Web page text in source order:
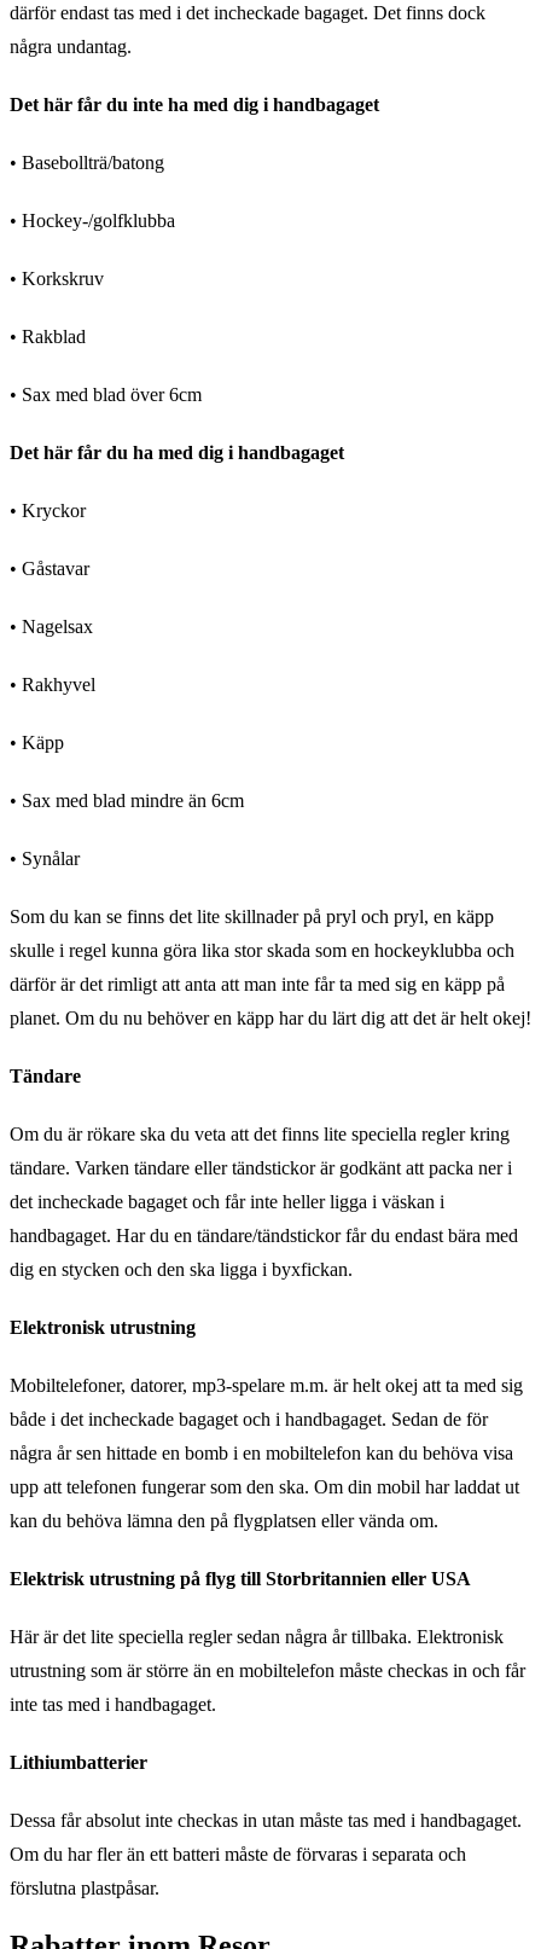
därför endast tas med i det incheckade bagaget. Det finns dock
några undantag.
Det här får du inte ha med dig i handbagaget
• Basebollträ/batong
• Hockey-/golfklubba
• Korkskruv
• Rakblad
• Sax med blad över 6cm
Det här får du ha med dig i handbagaget
• Kryckor
• Gåstavar
• Nagelsax
• Rakhyvel
• Käpp
• Sax med blad mindre än 6cm
• Synålar
Som du kan se finns det lite skillnader på pryl och pryl, en käpp
skulle i regel kunna göra lika stor skada som en hockeyklubba och
därför är det rimligt att anta att man inte får ta med sig en käpp på
planet. Om du nu behöver en käpp har du lärt dig att det är helt okej!
Tändare
Om du är rökare ska du veta att det finns lite speciella regler kring
tändare. Varken tändare eller tändstickor är godkänt att packa ner i
det incheckade bagaget och får inte heller ligga i väskan i
handbagaget. Har du en tändare/tändstickor får du endast bära med
dig en stycken och den ska ligga i byxfickan.
Elektronisk utrustning
Mobiltelefoner, datorer, mp3-spelare m.m. är helt okej att ta med sig
både i det incheckade bagaget och i handbagaget. Sedan de för
några år sen hittade en bomb i en mobiltelefon kan du behöva visa
upp att telefonen fungerar som den ska. Om din mobil har laddat ut
kan du behöva lämna den på flygplatsen eller vända om.
Elektrisk utrustning på flyg till Storbritannien eller USA
Här är det lite speciella regler sedan några år tillbaka. Elektronisk
utrustning som är större än en mobiltelefon måste checkas in och får
inte tas med i handbagaget.
Lithiumbatterier
Dessa får absolut inte checkas in utan måste tas med i handbagaget.
Om du har fler än ett batteri måste de förvaras i separata och
förslutna plastpåsar.